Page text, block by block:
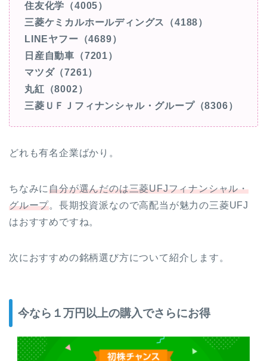
住友化学（4005）
三菱ケミカルホールディングス（4188）
LINEヤフー（4689）
日産自動車（7201）
マツダ（7261）
丸紅（8002）
三菱ＵＦＪフィナンシャル・グループ（8306）
どれも有名企業ばかり。
ちなみに自分が選んだのは三菱UFJフィナンシャル・
グループ。長期投資派なので高配当が魅力の三菱UFJ
はおすすめですね。
次におすすめの銘柄選び方について紹介します。
今なら１万円以上の購入でさらにお得